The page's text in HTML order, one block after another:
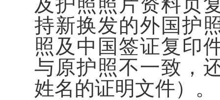
及护照照片资料页
持新换发的外国护
照及中国签证复印
与原护照不一致，
姓名的证明文件）。